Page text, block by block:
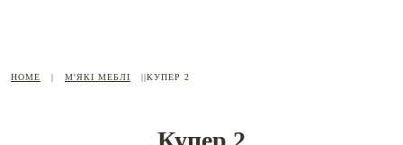
HOME | М'ЯКІ МЕБЛІ ||КУПЕР 2